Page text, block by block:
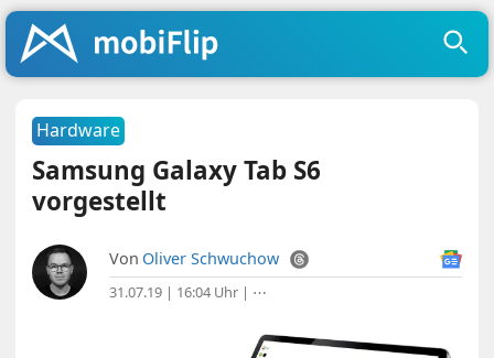
Hardware
Samsung Galaxy Tab S6
vorgestellt
Von Oliver Schwuchow
31.07.19 | 16:04 Uhr | ⋯